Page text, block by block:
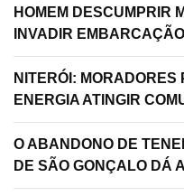
HOMEM DESCUMPRIR
INVADIR EMBARCAÇÃO
NITERÓI: MORADORES
ENERGIA ATINGIR
O ABANDONO DE
DE SÃO GONÇALO DÁ